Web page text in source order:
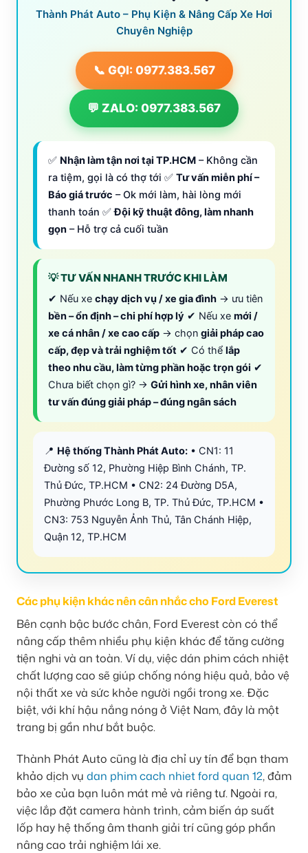
Thành Phát Auto – Phụ Kiện & Nâng Cấp Xe Hơi
Chuyên Nghiệp
📞 GỌI: 0977.383.567
💬 ZALO: 0977.383.567
✅ Nhận làm tận nơi tại TP.HCM – Không cần
ra tiệm, gọi là có thợ tới ✅ Tư vấn miễn phí –
Báo giá trước – Ok mới làm, hài lòng mới
thanh toán ✅Đội kỹ thuật đông, làm nhanh
gọn – Hỗ trợ cả cuối tuần
💡 TƯ VẤN NHANH TRƯỚC KHI LÀM
✔ Nếu xe chạy dịch vụ / xe gia đình → ưu tiên
bền – ổn định – chi phí hợp lý ✔ Nếu xe mới /
xe cá nhân / xe cao cấp → chọn giải pháp cao
cấp, đẹp và trải nghiệm tốt ✔ Có thể lắp
theo nhu cầu, làm từng phần hoặc trọn gói ✔
Chưa biết chọn gì? → Gửi hình xe, nhân viên
tư vấn đúng giải pháp – đúng ngân sách
📍 Hệ thống Thành Phát Auto: • CN1: 11
Đường số 12, Phường Hiệp Bình Chánh, TP.
Thủ Đức, TP.HCM • CN2: 24 Đường D5A,
Phường Phước Long B, TP. Thủ Đức, TP.HCM •
CN3: 753 Nguyễn Ảnh Thủ, Tân Chánh Hiệp,
Quận 12, TP.HCM
Các phụ kiện khác nên cân nhắc cho Ford Everest
Bên cạnh bậc bước chân, Ford Everest còn có thể
nâng cấp thêm nhiều phụ kiện khác để tăng cường
tiện nghi và an toàn. Ví dụ, việc dán phim cách nhiệt
chất lượng cao sẽ giúp chống nóng hiệu quả, bảo vệ
nội thất xe và sức khỏe người ngồi trong xe. Đặc
biệt, với khí hậu nắng nóng ở Việt Nam, đây là một
trang bị gần như bắt buộc.
Thành Phát Auto cũng là địa chỉ uy tín để bạn tham
khảo dịch vụ dan phim cach nhiet ford quan 12, đảm
bảo xe của bạn luôn mát mẻ và riêng tư. Ngoài ra,
việc lắp đặt camera hành trình, cảm biến áp suất
lốp hay hệ thống âm thanh giải trí cũng góp phần
nâng cao trải nghiệm lái xe.